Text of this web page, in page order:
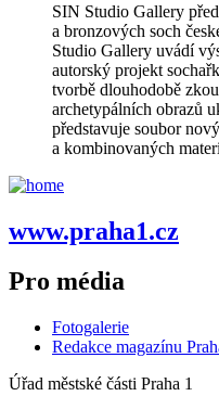
SIN Studio Gallery
a bronzových soch
Studio Gallery uvádí
autorský projekt
tvorbě dlouhodobě
archetypálních obrazů
představuje soubor
a kombinovaných
www.praha1.cz
Pro média
Fotogalerie
Redakce magazínu
Úřad městské části Praha 1